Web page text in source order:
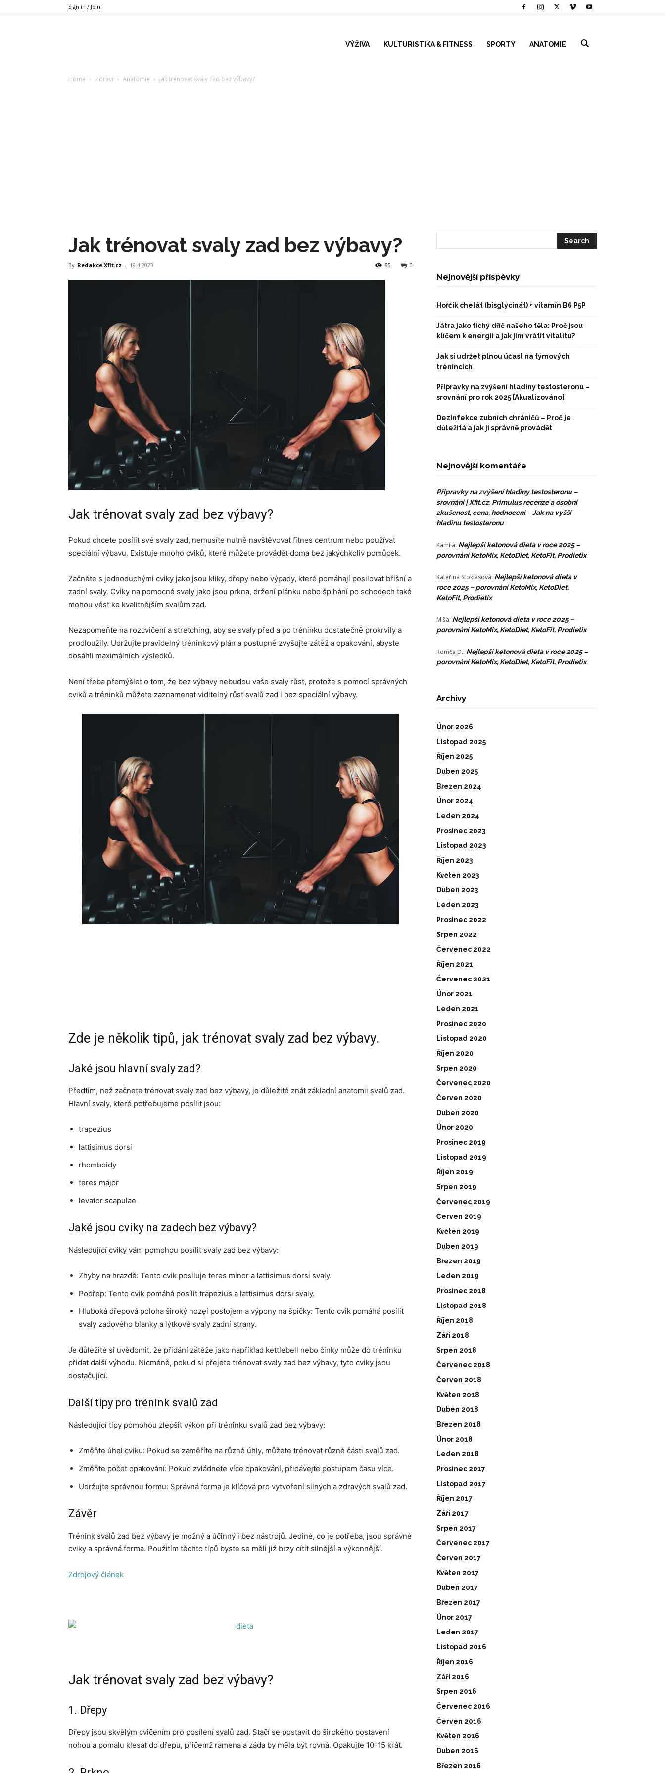
Sign in / Join
VÝŽIVA KULTURISTIKA & FITNESS SPORTY ANATOMIE
Home Zdraví Anatomie Jak trénovat svaly zad bez výbavy?
Jak trénovat svaly zad bez výbavy?
By Redakce Xfit.cz - 19.4.2023 0
65
Jak trénovat svaly zad bez výbavy?
Pokud chcete posílit své svaly zad, nemusíte nutně navštěvovat fitnes centrum nebo používat
speciální výbavu. Existuje mnoho cviků, které můžete provádět doma bez jakýchkoliv pomůcek.
Začněte s jednoduchými cviky jako jsou kliky, dřepy nebo výpady, které pomáhají posilovat břišní a
zadní svaly. Cviky na pomocné svaly jako jsou prkna, držení plánku nebo šplhání po schodech také
mohou vést ke kvalitnějším svalům zad.
Nezapomeňte na rozcvičení a stretching, aby se svaly před a po tréninku dostatečně prokrvily a
prodloužily. Udržujte pravidelný tréninkový plán a postupně zvyšujte zátěž a opakování, abyste
dosáhli maximálních výsledků.
Není třeba přemýšlet o tom, že bez výbavy nebudou vaše svaly růst, protože s pomocí správných
cviků a tréninků můžete zaznamenat viditelný růst svalů zad i bez speciální výbavy.
Zde je několik tipů, jak trénovat svaly zad bez výbavy.
Jaké jsou hlavní svaly zad?
Předtím, než začnete trénovat svaly zad bez výbavy, je důležité znát základní anatomii svalů zad.
Hlavní svaly, které potřebujeme posílit jsou:
trapezius
lattisimus dorsi
rhomboidy
teres major
levator scapulae
Jaké jsou cviky na zadech bez výbavy?
Následující cviky vám pomohou posílit svaly zad bez výbavy:
Zhyby na hrazdě: Tento cvik posiluje teres minor a lattisimus dorsi svaly.
Podřep: Tento cvik pomáhá posílit trapezius a lattisimus dorsi svaly.
Hluboká dřepová poloha široký nozęí postojem a výpony na špičky: Tento cvik pomáhá posílit
svaly zadového blanky a lýtkové svaly zadní strany.
Je důležité si uvědomit, že přidání zátěže jako například kettlebell nebo činky může do tréninku
přidat další výhodu. Nicméně, pokud si přejete trénovat svaly zad bez výbavy, tyto cviky jsou
dostačující.
Další tipy pro trénink svalů zad
Následující tipy pomohou zlepšit výkon při tréninku svalů zad bez výbavy:
Změňte úhel cviku: Pokud se zaměříte na různé úhly, můžete trénovat různé části svalů zad.
Změňte počet opakování: Pokud zvládnete více opakování, přidávejte postupem času více.
Udržujte správnou formu: Správná forma je klíčová pro vytvoření silných a zdravých svalů zad.
Závěr
Trénink svalů zad bez výbavy je možný a účinný i bez nástrojů. Jediné, co je potřeba, jsou správné
cviky a správná forma. Použitím těchto tipů byste se měli již brzy cítit silnější a výkonnější.
Zdrojový článek
Jak trénovat svaly zad bez výbavy?
1. Dřepy
Dřepy jsou skvělým cvičením pro posílení svalů zad. Stačí se postavit do širokého postavení
nohou a pomalu klesat do dřepu, přičemž ramena a záda by měla být rovná. Opakujte 10-15 krát.
Nejnovější příspěvky
Hořčík chelát (bisglycinát) + vitamín B6 P5P
Játra jako tichý dříč našeho těla: Proč jsou
klíčem k energii a jak jim vrátit vitalitu?
Jak si udržet plnou účast na týmových
trénincích
Přípravky na zvýšení hladiny testosteronu –
srovnání pro rok 2025 [Akualizováno]
Dezinfekce zubních chráničů – Proč je
důležitá a jak ji správně provádět
Nejnovější komentáře
Přípravky na zvýšení hladiny testosteronu –
srovnání | Xfit.cz: Primulus recenze a osobní
zkušenost, cena, hodnocení – Jak na vyšší
hladinu testosteronu
Kamila: Nejlepší ketonová dieta v roce 2025 –
porovnání KetoMix, KetoDiet, KetoFit, Prodietix
Kateřina Stoklasová: Nejlepší ketonová dieta v
roce 2025 – porovnání KetoMix, KetoDiet,
KetoFit, Prodietix
Miša: Nejlepší ketonová dieta v roce 2025 –
porovnání KetoMix, KetoDiet, KetoFit, Prodietix
Romča D.: Nejlepší ketonová dieta v roce 2025 –
porovnání KetoMix, KetoDiet, KetoFit, Prodietix
Archivy
Únor 2026
Listopad 2025
Říjen 2025
Duben 2025
Březen 2024
Únor 2024
Leden 2024
Prosinec 2023
Listopad 2023
Říjen 2023
Květen 2023
Duben 2023
Leden 2023
Prosinec 2022
Srpen 2022
Červenec 2022
Říjen 2021
Červenec 2021
Únor 2021
Leden 2021
Prosinec 2020
Listopad 2020
Říjen 2020
Srpen 2020
Červenec 2020
Červen 2020
Duben 2020
Únor 2020
Prosinec 2019
Listopad 2019
Říjen 2019
Srpen 2019
Červenec 2019
Červen 2019
Květen 2019
Duben 2019
Březen 2019
Leden 2019
Prosinec 2018
Listopad 2018
Říjen 2018
Září 2018
Srpen 2018
Červenec 2018
Červen 2018
Květen 2018
Duben 2018
Březen 2018
Únor 2018
Leden 2018
Prosinec 2017
Listopad 2017
Říjen 2017
Září 2017
Srpen 2017
Červenec 2017
Červen 2017
Květen 2017
Duben 2017
Březen 2017
Únor 2017
Leden 2017
Listopad 2016
Říjen 2016
Září 2016
Srpen 2016
Červenec 2016
Červen 2016
Květen 2016
Duben 2016
Březen 2016